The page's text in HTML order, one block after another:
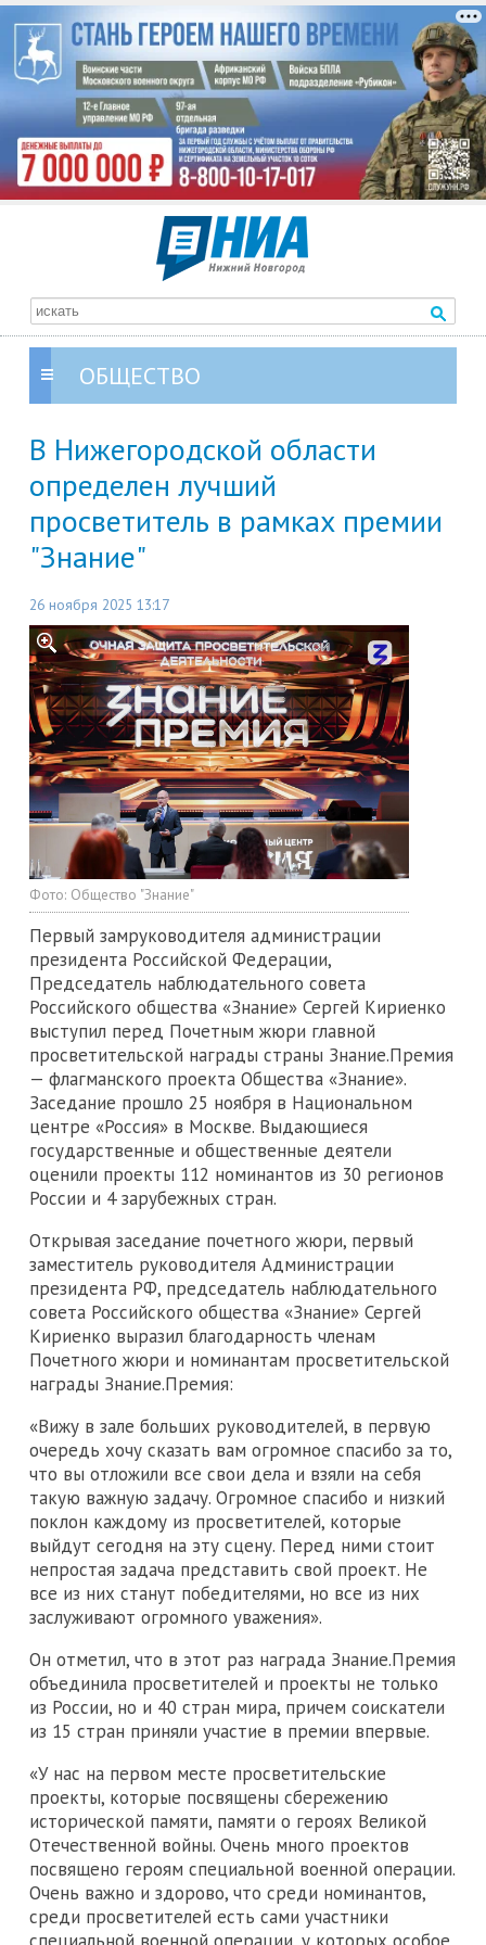
ОБЩЕСТВО
В Нижегородской области
определен лучший
просветитель в рамках премии
"Знание"
26 ноября 2025 13:17
Фото: Общество "Знание"
Первый замруководителя администрации
президента Российской Федерации,
Председатель наблюдательного совета
Российского общества «Знание» Сергей Кириенко
выступил перед Почетным жюри главной
просветительской награды страны Знание.Премия
— флагманского проекта Общества «Знание».
Заседание прошло 25 ноября в Национальном
центре «Россия» в Москве. Выдающиеся
государственные и общественные деятели
оценили проекты 112 номинантов из 30 регионов
России и 4 зарубежных стран.
Открывая заседание почетного жюри, первый
заместитель руководителя Администрации
президента РФ, председатель наблюдательного
совета Российского общества «Знание» Сергей
Кириенко выразил благодарность членам
Почетного жюри и номинантам просветительской
награды Знание.Премия:
«Вижу в зале больших руководителей, в первую
очередь хочу сказать вам огромное спасибо за то,
что вы отложили все свои дела и взяли на себя
такую важную задачу. Огромное спасибо и низкий
поклон каждому из просветителей, которые
выйдут сегодня на эту сцену. Перед ними стоит
непростая задача представить свой проект. Не
все из них станут победителями, но все из них
заслуживают огромного уважения».
Он отметил, что в этот раз награда Знание.Премия
объединила просветителей и проекты не только
из России, но и 40 стран мира, причем соискатели
из 15 стран приняли участие в премии впервые.
«У нас на первом месте просветительские
проекты, которые посвящены сбережению
исторической памяти, памяти о героях Великой
Отечественной войны. Очень много проектов
посвящено героям специальной военной операции.
Очень важно и здорово, что среди номинантов,
среди просветителей есть сами участники
специальной военной операции, у которых особое